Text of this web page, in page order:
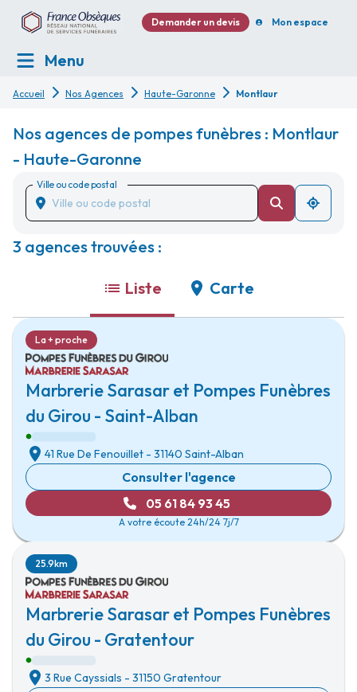
Demander un devis Mon espace
Menu
Accueil Nos Agences Haute-Garonne Montlaur
Nos agences de pompes funèbres : Montlaur
- Haute-Garonne
Ville ou code postal
3 agences trouvées :
Liste Carte
Marbrerie Sarasar et Pompes Funèbres
du Girou - Saint-Alban
La + proche
41 Rue De Fenouillet - 31140 Saint-Alban
Consulter l'agence
05 61 84 93 45
A votre écoute 24h/24 7j/7
Marbrerie Sarasar et Pompes Funèbres
du Girou - Gratentour
25.9km
3 Rue Cayssials - 31150 Gratentour